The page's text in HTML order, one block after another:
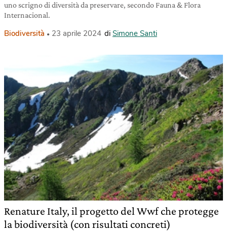
uno scrigno di diversità da preservare, secondo Fauna & Flora
Internacional.
Biodiversità 23 aprile 2024 di Simone Santi
Renature Italy, il progetto del Wwf che protegge
la biodiversità (con risultati concreti)